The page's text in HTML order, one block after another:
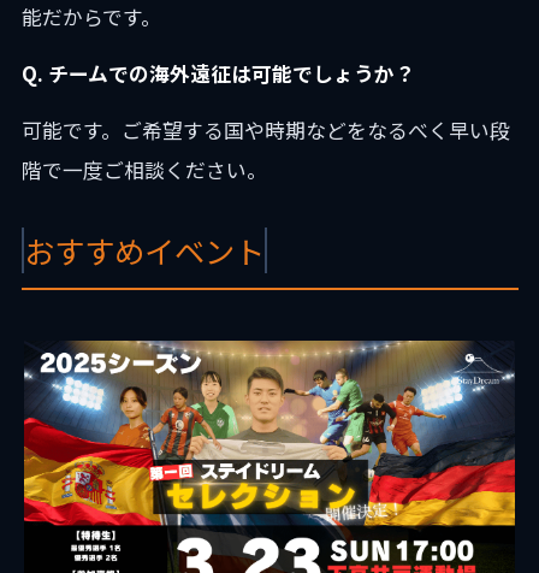
能だからです。
Q. チームでの海外遠征は可能でしょうか？
可能です。ご希望する国や時期などをなるべく早い段
階で一度ご相談ください。
おすすめイベント